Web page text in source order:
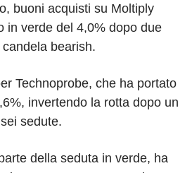
buoni acquisti su Moltiply
in verde del 4,0% dopo due
bearish.
Technoprobe, che ha portato
invertendo la rotta dopo un
sedute.
della seduta in verde, ha